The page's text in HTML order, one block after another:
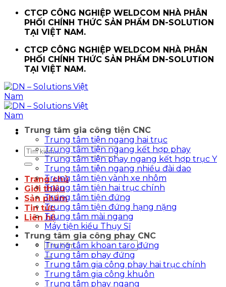
ChuyểnCTCP CÔNG NGHIỆP WELDCOM NHÀ PHÂN
PHỐI CHÍNH THỨC SẢN PHẨM DN-SOLUTION
TẠI VIỆT NAM.
CTCP CÔNG NGHIỆP WELDCOM NHÀ PHÂN
PHỐI CHÍNH THỨC SẢN PHẨM DN-SOLUTION
TẠI VIỆT NAM.
Tìm
kiếm:
Trang chủ
Giới thiệu
Sản phẩm
Tin tức
Liên hệ
Tìm
kiếm:
Trung tâm gia công tiện CNC
Trung tâm tiện ngang hai trục
Trung tâm tiện ngang kết hợp phay
Trung tâm tiện phay ngang kết hợp trục Y
Trung tâm tiện ngang nhiều đài dao
Trung tâm tiện vành xe nhôm
Trung tâm tiện hai trục chính
Trung tâm tiện đứng
Trung tâm tiện đứng hạng nặng
Trung tâm mài ngang
Máy tiện kiểu Thụy Sĩ
Trung tâm gia công phay CNC
Trung tâm khoan taro đứng
Trung tâm phay đứng
Trung tâm gia công phay hai trục chính
Trung tâm gia công khuôn
Trung tâm phay ngang